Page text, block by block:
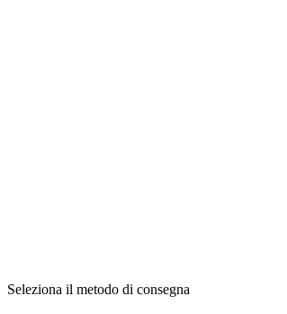
Seleziona il metodo di consegna